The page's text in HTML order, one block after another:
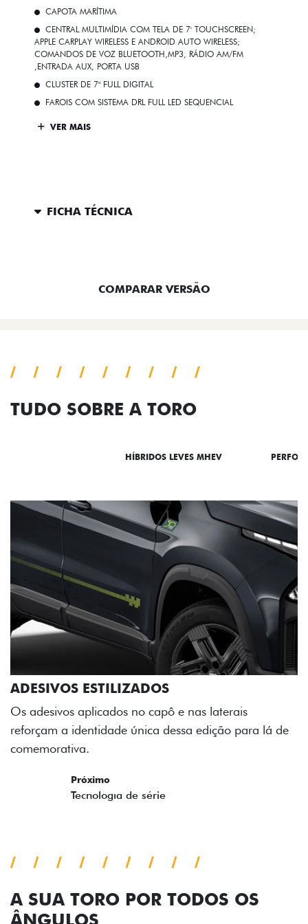
CAPOTA MARÍTIMA
CENTRAL MULTIMÍDIA COM TELA DE 7' TOUCHSCREEN;
APPLE CARPLAY WIRELESS E ANDROID AUTO WIRELESS;
COMANDOS DE VOZ BLUETOOTH,MP3, RÁDIO AM/FM
,ENTRADA AUX, PORTA USB
CLUSTER DE 7" FULL DIGITAL
FAROIS COM SISTEMA DRL FULL LED SEQUENCIAL
VER MAIS
FICHA TÉCNICA
COMPARAR VERSÃO
TUDO SOBRE A TORO
HÍBRIDOS LEVES MHEV
ADESIVOS ESTILIZADOS
Os adesivos aplicados no capô e nas laterais
reforçam a identidade única dessa edição para lá de
comemorativa.
Próximo
Tecnologia de série
A SUA TORO POR TODOS OS
ÂNGULOS